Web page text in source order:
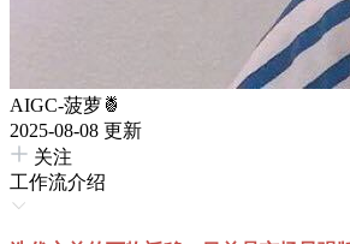
AIGC-菠萝🍍
2025-08-08 更新
关注
工作流介绍